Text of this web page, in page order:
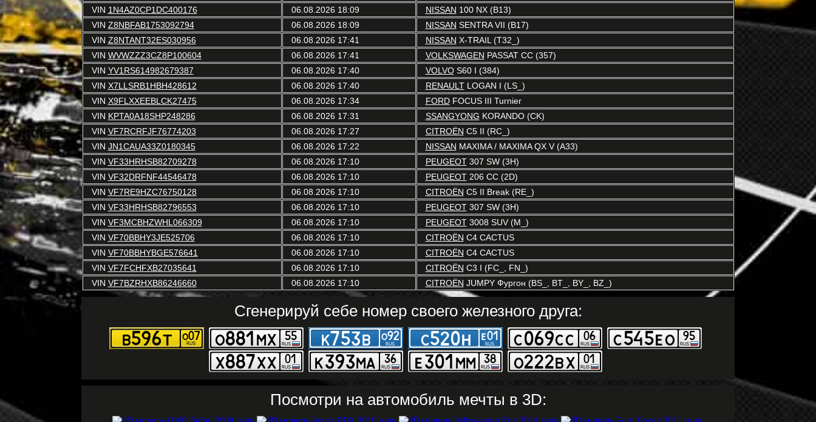
VIN 1N4AZ0CP1DC400176 06.08.2026 18:09 NISSAN 100 NX (B13)
VIN Z8NBFAB1753092794 06.08.2026 18:09 NISSAN SENTRA VII (B17)
VIN Z8NTANT32ES030956 06.08.2026 17:41 NISSAN X-TRAIL (T32_)
VIN WVWZZZ3CZ8P100604 06.08.2026 17:41 VOLKSWAGEN PASSAT CC (357)
VIN YV1RS614982679387 06.08.2026 17:40 VOLVOS60 I (384)
VIN X7LLSRB1HBH428612 06.08.2026 17:40 RENAULTLOGAN I (LS_)
VIN X9FLXXEEBLCK27475 06.08.2026 17:34 FORDFOCUS III Turnier
VIN KPTA0A18SHP248286 06.08.2026 17:31 SSANGYONG KORANDO (CK)
VIN VF7RCRFJF76774203 06.08.2026 17:27 CITROËN C5 II (RC_)
VIN JN1CAUA33Z0180345 06.08.2026 17:22 NISSAN MAXIMA / MAXIMA QX V (A33)
VIN VF33HRHSB82709278 06.08.2026 17:10 PEUGEOT307 SW (3H)
VIN VF32DRFNF44546478 06.08.2026 17:10 PEUGEOT206 CC (2D)
VIN VF7RE9HZC76750128 06.08.2026 17:10 CITROËN C5 II Break (RE_)
VIN VF33HRHSB82796553 06.08.2026 17:10 PEUGEOT307 SW (3H)
VIN VF3MCBHZWHL066309 06.08.2026 17:10 PEUGEOT3008 SUV (M_)
VIN VF70BBHY3JE525706 06.08.2026 17:10 CITROËN C4 CACTUS
VIN VF70BBHYBGE576641 06.08.2026 17:10 CITROËN C4 CACTUS
VIN VF7FCHFXB27035641 06.08.2026 17:10 CITROËN C3 I (FC_, FN_)
VIN VF7BZRHXB86246660 06.08.2026 17:10 CITROËN JUMPY Фургон (BS_, BT_, BY_, BZ_)
Сгенерируй себе номер своего железного друга:
Посмотри на автомобиль мечты в 3D: